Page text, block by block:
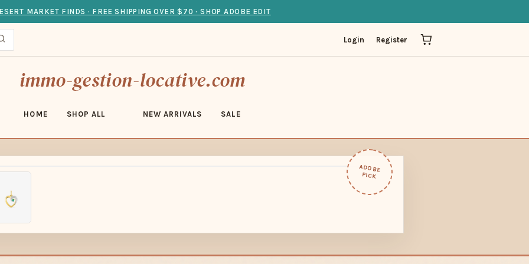
MARKET FINDS · FREE SHIPPING OVER $70 · SHOP ADOBE EDIT
Login Register
immo-gestion-locative.com
HOME SHOP ALL NEW ARRIVALS SALE
ADOBE
PICK